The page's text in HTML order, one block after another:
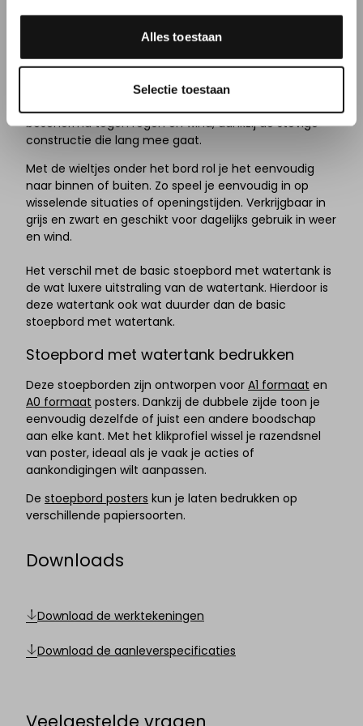
Alles toestaan
Selectie toestaan
Premium stoepborden met watertank:
van premium kwaliteit is de oplossing als je op zoek
bent naar een mooie en opvallende manier om je
boodschap te presenteren. Het waterdichte klikframe
beschermd tegen regen en wind, dankzij de stevige
constructie die lang mee gaat.
Met de wieltjes onder het bord rol je het eenvoudig
naar binnen of buiten. Zo speel je eenvoudig in op
wisselende situaties of openingstijden. Verkrijgbaar in
grijs en zwart en geschikt voor dagelijks gebruik in weer
en wind.
Het verschil met de basic stoepbord met watertank is
de wat luxere uitstraling van de watertank. Hierdoor is
deze watertank ook wat duurder dan de basic
stoepbord met watertank.
Stoepbord met watertank bedrukken
Deze stoepborden zijn ontworpen voor A1 formaat en
A0 formaat posters. Dankzij de dubbele zijde toon je
eenvoudig dezelfde of juist een andere boodschap
aan elke kant. Met het klikprofiel wissel je razendsnel
van poster, ideaal als je vaak je acties of
aankondigingen wilt aanpassen.
De stoepbord posters kun je laten bedrukken op
verschillende papiersoorten.
Downloads
Download de werktekeningen
Download de aanleverspecificaties
Veelgestelde vragen